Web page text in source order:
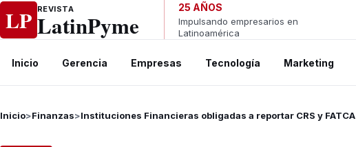
Ir al contenido
LP REVISTA
LatinPyme
25 AÑOS
Impulsando empresarios en
Latinoamérica
Inicio Gerencia Empresas Tecnología Marketing
Inicio>Finanzas>Instituciones Financieras obligadas a reportar CRS y FATCA